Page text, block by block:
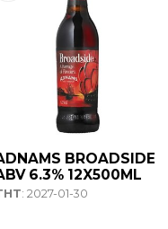
BROADSIDE
6.3% 12X500ML
: 2027-01-30